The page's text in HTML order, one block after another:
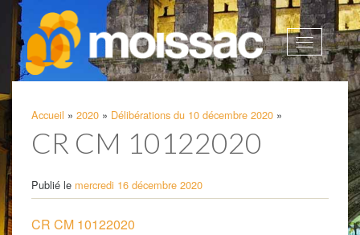
Afficher
la
Accueil » 2020 » Délibérations du 10 décembre 2020 »
CR CM 10122020
Publié le mercredi 16 décembre 2020
CR CM 10122020